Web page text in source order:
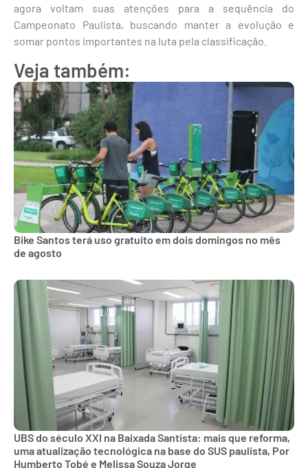
agora voltam suas atenções para a sequência do
Campeonato Paulista, buscando manter a evolução e
somar pontos importantes na luta pela classificação.
Veja também:
Bike Santos terá uso gratuito em dois domingos no mês
de agosto
UBS do século XXI na Baixada Santista: mais que reforma,
uma atualização tecnológica na base do SUS paulista, Por
Humberto Tobé e Melissa Souza Jorge